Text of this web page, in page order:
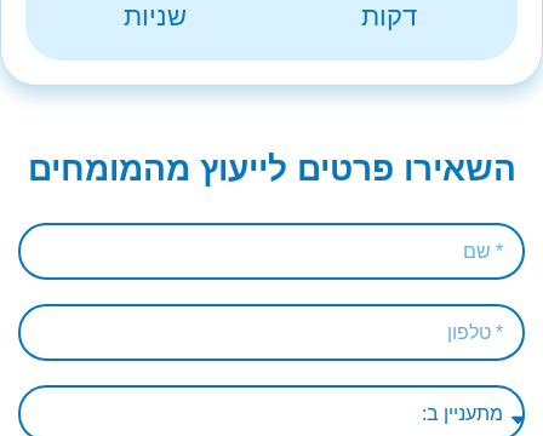
דקות שניות
השאירו פרטים לייעוץ מהמומחים